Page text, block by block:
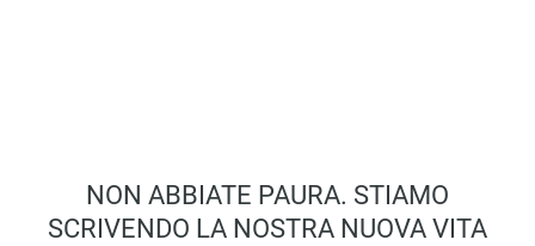
NON ABBIATE PAURA. STIAMO
SCRIVENDO LA NOSTRA NUOVA VITA